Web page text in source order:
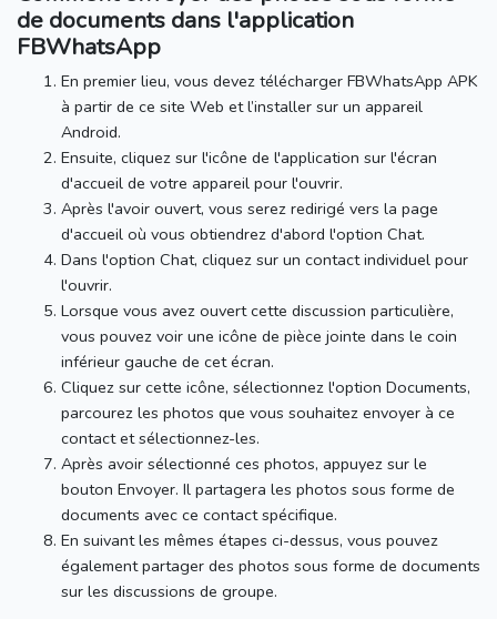
de documents dans l'application
FBWhatsApp
En premier lieu, vous devez télécharger FBWhatsApp APK
à partir de ce site Web et l’installer sur un appareil
Android.
Ensuite, cliquez sur l'icône de l'application sur l'écran
d'accueil de votre appareil pour l'ouvrir.
Après l'avoir ouvert, vous serez redirigé vers la page
d'accueil où vous obtiendrez d'abord l'option Chat.
Dans l'option Chat, cliquez sur un contact individuel pour
l'ouvrir.
Lorsque vous avez ouvert cette discussion particulière,
vous pouvez voir une icône de pièce jointe dans le coin
inférieur gauche de cet écran.
Cliquez sur cette icône, sélectionnez l'option Documents,
parcourez les photos que vous souhaitez envoyer à ce
contact et sélectionnez-les.
Après avoir sélectionné ces photos, appuyez sur le
bouton Envoyer. Il partagera les photos sous forme de
documents avec ce contact spécifique.
En suivant les mêmes étapes ci-dessus, vous pouvez
également partager des photos sous forme de documents
sur les discussions de groupe.